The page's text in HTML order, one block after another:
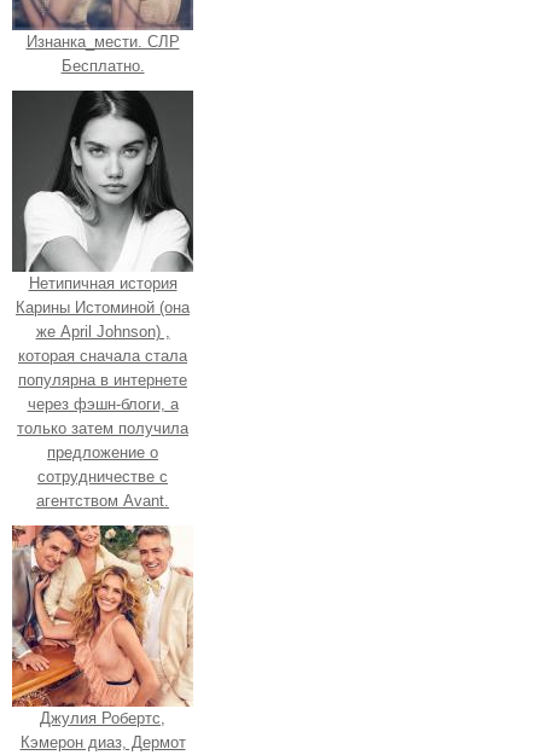
Изнанка_мести. СЛР
Бесплатно.
Нетипичная история
Карины Истоминой (она
же April Johnson) ,
которая сначала стала
популярна в интернете
через фэшн-блоги, а
только затем получила
предложение о
сотрудничестве с
агентством Avant.
Джулия Робертс,
Кэмерон диаз, Дермот